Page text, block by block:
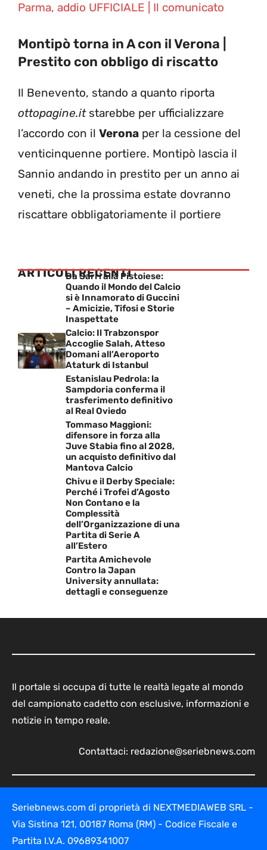
Parma, addio UFFICIALE | Il comunicato
Montipò torna in A con il Verona |
Prestito con obbligo di riscatto
Il Benevento, stando a quanto riporta
ottopagine.itstarebbe per ufficializzare
l’accordo con il Verona per la cessione del
venticinquenne portiere. Montipò lascia il
Sannio andando in prestito per un anno ai
veneti, che la prossima estate dovranno
riscattare obbligatoriamente il portiere
ARTICOLI RECENTI
Da Sarri alla Pistoiese:
Quando il Mondo del Calcio
si è Innamorato di Guccini
– Amicizie, Tifosi e Storie
Inaspettate
Calcio: Il Trabzonspor
Accoglie Salah, Atteso
Domani all’Aeroporto
Ataturk di Istanbul
Estanislau Pedrola: la
Sampdoria conferma il
trasferimento definitivo
al Real Oviedo
Tommaso Maggioni:
difensore in forza alla
Juve Stabia fino al 2028,
un acquisto definitivo dal
Mantova Calcio
Chivu e il Derby Speciale:
Perché i Trofei d’Agosto
Non Contano e la
Complessità
dell’Organizzazione di una
Partita di Serie A
all’Estero
Partita Amichevole
Contro la Japan
University annullata:
dettagli e conseguenze
Il portale si occupa di tutte le realtà legate al mondo
del campionato cadetto con esclusive, informazioni e
notizie in tempo reale.
Contattaci: redazione@seriebnews.com
Seriebnews.com di proprietà di NEXTMEDIAWEB SRL -
Via Sistina 121, 00187 Roma (RM) - Codice Fiscale e
Partita I.V.A. 09689341007